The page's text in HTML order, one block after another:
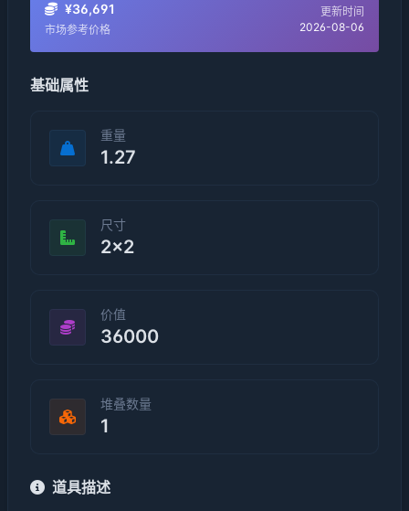
¥36,691
市场参考价格
更新时间
2026-08-06
基础属性
重量
1.27
尺寸
2×2
价值
36000
堆叠数量
1
道具描述